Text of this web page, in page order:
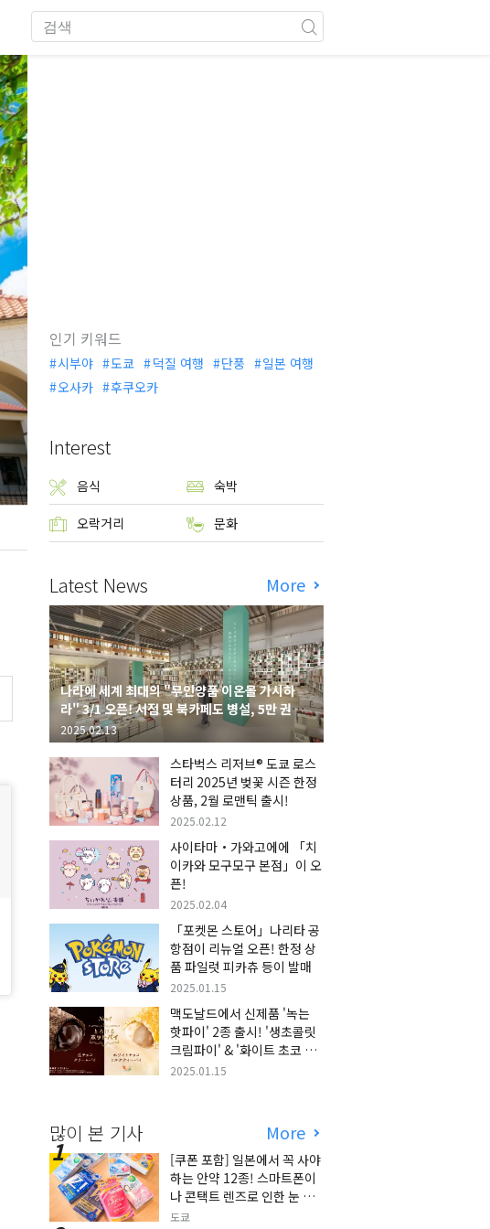
인기 키워드
시부야 도쿄 덕질 여행 단풍
일본 여행
오사카
후쿠오카
Interest
음식 숙박
오락거리 문화
Latest News More
나라에 세계 최대의 "무인양품 이온몰 가시하
라" 3/1 오픈! 서점 및 북카페도 병설, 5만 권의
"가시하라 서점"도 출점
2025.02.13
스타벅스 리저브® 도쿄 로스
터리 2025년 벚꽃 시즌 한정
상품, 2월 로맨틱 출시!
2025.02.12
사이타마・가와고에에 「치
이카와 모구모구 본점」이 오
픈!
2025.02.04
「포켓몬 스토어」나리타 공
항점이 리뉴얼 오픈! 한정 상
품 파일럿 피카츄 등이 발매
2025.01.15
맥도날드에서 신제품 '녹는
핫파이' 2종 출시! '생초콜릿
크림파이' & '화이트 초코 밀
크티 파이' 출시!
2025.01.15
많이 본 기사 More
[쿠폰 포함] 일본에서 꼭 사야
하는 안약 12종! 스마트폰이
나 콘택트 렌즈로 인한 눈 피
로에 최적!
도쿄